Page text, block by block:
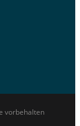
vorbehalten